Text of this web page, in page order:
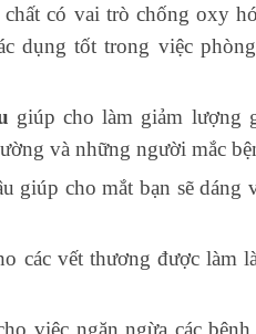
có vai trò chống oxy
dụng tốt trong việc
giúp cho làm giảm lượng
và những người mắc
giúp cho mắt bạn sẽ dáng
các vết thương được làm
việc ngăn ngừa các